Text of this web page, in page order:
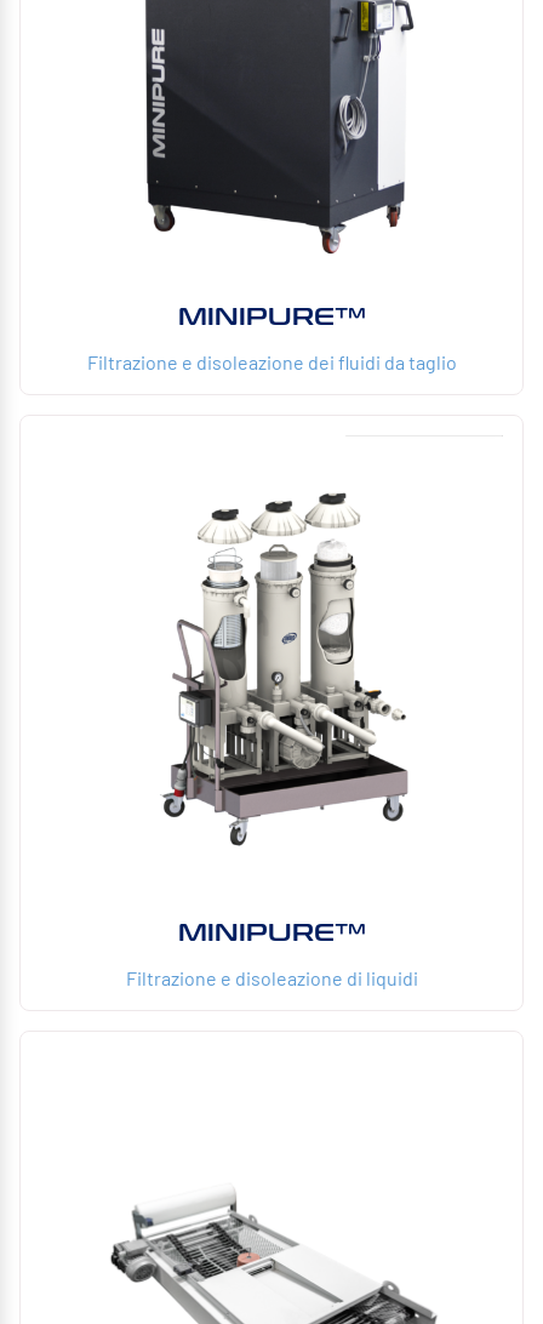
MINIPURE™
Filtrazione e disoleazione dei fluidi da taglio
MINIPURE™
Filtrazione e disoleazione di liquidi